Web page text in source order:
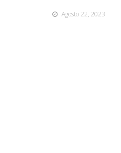
Agosto 22, 2023